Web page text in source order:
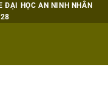
ĐẠI HỌC AN NINH NHÂN